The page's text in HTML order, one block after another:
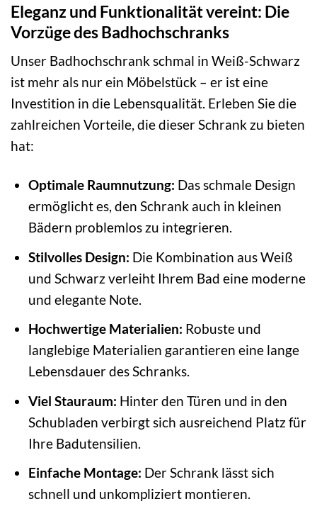
Eleganz und Funktionalität vereint: Die
Vorzüge des Badhochschranks
Unser Badhochschrank schmal in Weiß-Schwarz
ist mehr als nur ein Möbelstück – er ist eine
Investition in die Lebensqualität. Erleben Sie die
zahlreichen Vorteile, die dieser Schrank zu bieten
hat:
Optimale Raumnutzung: Das schmale Design
ermöglicht es, den Schrank auch in kleinen
Bädern problemlos zu integrieren.
Stilvolles Design: Die Kombination aus Weiß
und Schwarz verleiht Ihrem Bad eine moderne
und elegante Note.
Hochwertige Materialien: Robuste und
langlebige Materialien garantieren eine lange
Lebensdauer des Schranks.
Viel Stauraum: Hinter den Türen und in den
Schubladen verbirgt sich ausreichend Platz für
Ihre Badutensilien.
Einfache Montage: Der Schrank lässt sich
schnell und unkompliziert montieren.